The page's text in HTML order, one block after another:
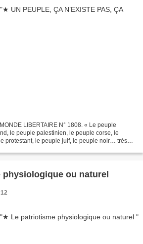
LIBERTAIRE N° 1808. « Le peuple
le peuple palestinien, le peuple corse, le
protestant, le peuple juif, le peuple noir… très
ou naturel